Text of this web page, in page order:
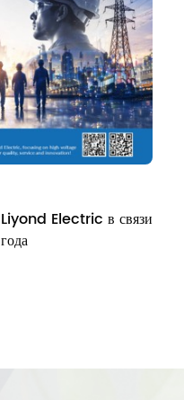
Electric в связи